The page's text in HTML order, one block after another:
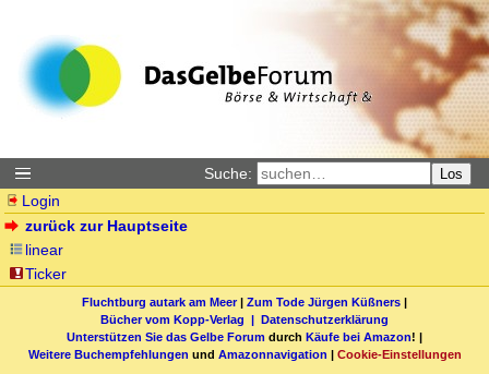
Suche: Los
Login
zurück zur Hauptseite
linear
Ticker
Fluchtburg autark am Meer| Zum Tode Jürgen Küßners |
Bücher vom Kopp-Verlag | Datenschutzerklärung
Unterstützen Sie das Gelbe Forum durch Käufe bei Amazon! |
Weitere Buchempfehlungen und Amazonnavigation | Cookie-Einstellungen